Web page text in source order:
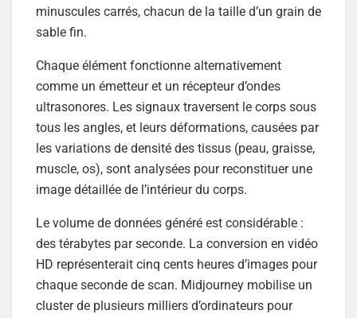
minuscules carrés, chacun de la taille d’un grain de
sable fin.
Chaque élément fonctionne alternativement
comme un émetteur et un récepteur d’ondes
ultrasonores. Les signaux traversent le corps sous
tous les angles, et leurs déformations, causées par
les variations de densité des tissus (peau, graisse,
muscle, os), sont analysées pour reconstituer une
image détaillée de l’intérieur du corps.
Le volume de données généré est considérable :
des térabytes par seconde. La conversion en vidéo
HD représenterait cinq cents heures d’images pour
chaque seconde de scan. Midjourney mobilise un
cluster de plusieurs milliers d’ordinateurs pour